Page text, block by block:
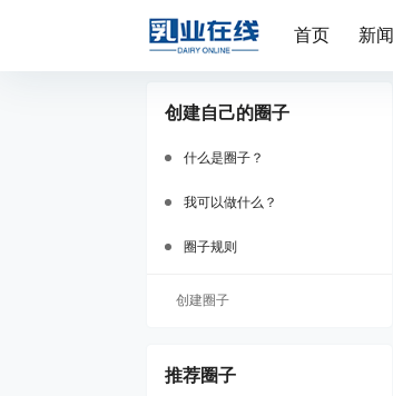
首页 新闻
创建自己的圈子
什么是圈子？
我可以做什么？
圈子规则
创建圈子
推荐圈子